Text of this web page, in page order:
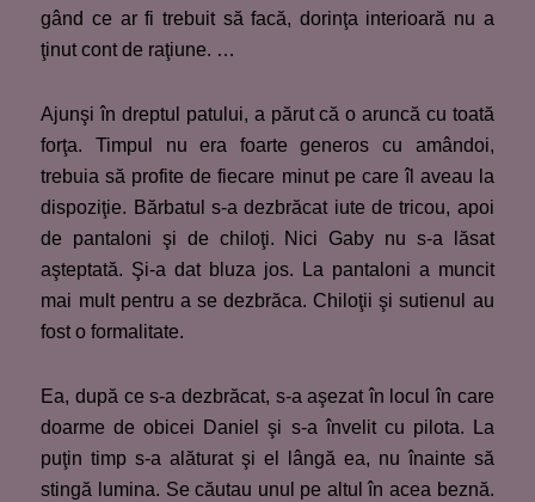
gând ce ar fi trebuit să facă, dorinţa interioară nu a
ţinut cont de raţiune. …
Ajunşi în dreptul patului, a părut că o aruncă cu toată
forţa. Timpul nu era foarte generos cu amândoi,
trebuia să profite de fiecare minut pe care îl aveau la
dispoziţie. Bărbatul s-a dezbrăcat iute de tricou, apoi
de pantaloni şi de chiloţi. Nici Gaby nu s-a lăsat
aşteptată. Şi-a dat bluza jos. La pantaloni a muncit
mai mult pentru a se dezbrăca. Chiloţii şi sutienul au
fost o formalitate.
Ea, după ce s-a dezbrăcat, s-a aşezat în locul în care
doarme de obicei Daniel şi s-a învelit cu pilota. La
puţin timp s-a alăturat şi el lângă ea, nu înainte să
stingă lumina. Se căutau unul pe altul în acea beznă.